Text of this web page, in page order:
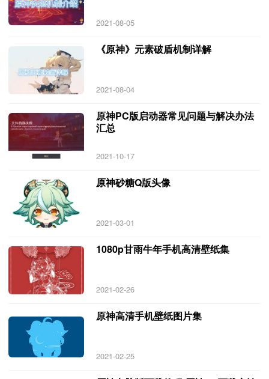
2021-08-05
《原神》元素破盾机制详解
2021-08-04
原神PC版启动器常见问题与解决办法
汇总
2021-10-17
原神砂糖Q版头像
2021-03-01
1080p甘雨牛年手机高清壁纸集
2021-02-26
原神高清手机壁纸图片集
2021-02-25